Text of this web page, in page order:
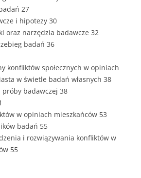
27
i hipotezy 30
oraz narzędzia badawcze 32
badań 36
konfliktów społecznych w opiniach
w świetle badań własnych 38
próby badawczej 38
w opiniach mieszkańców 53
badań 55
i rozwiązywania konfliktów w
55